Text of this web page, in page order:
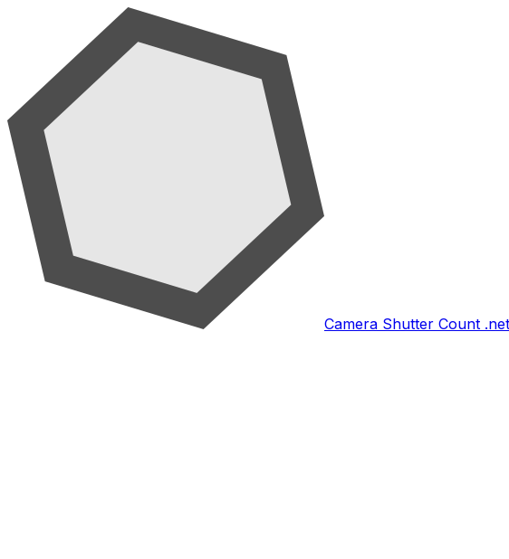
Camera Shutter Count .net